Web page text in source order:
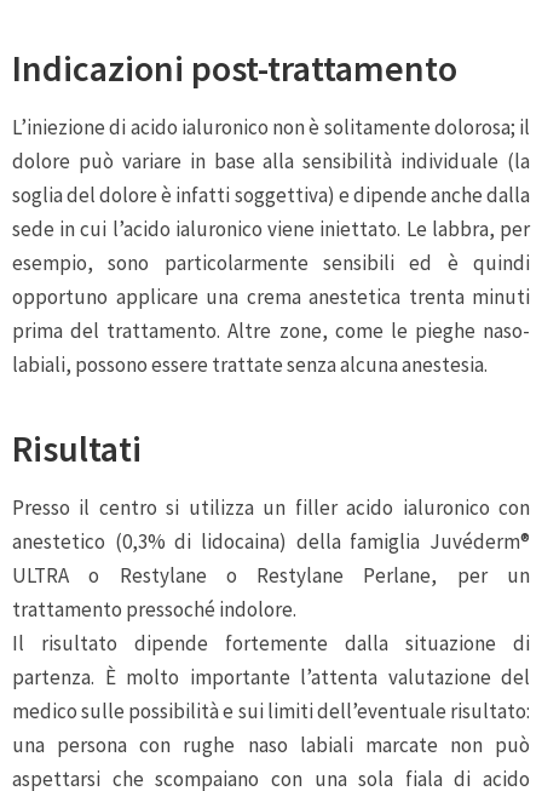
Indicazioni post-trattamento
L’iniezione di acido ialuronico non è solitamente dolorosa; il
dolore può variare in base alla sensibilità individuale (la
soglia del dolore è infatti soggettiva) e dipende anche dalla
sede in cui l’acido ialuronico viene iniettato. Le labbra, per
esempio, sono particolarmente sensibili ed è quindi
opportuno applicare una crema anestetica trenta minuti
prima del trattamento. Altre zone, come le pieghe naso-
labiali, possono essere trattate senza alcuna anestesia.
Risultati
Presso il centro si utilizza un filler acido ialuronico con
anestetico (0,3% di lidocaina) della famiglia Juvéderm®
ULTRA o Restylane o Restylane Perlane, per un
trattamento pressoché indolore.
Il risultato dipende fortemente dalla situazione di
partenza. È molto importante l’attenta valutazione del
medico sulle possibilità e sui limiti dell’eventuale risultato:
una persona con rughe naso labiali marcate non può
aspettarsi che scompaiano con una sola fiala di acido